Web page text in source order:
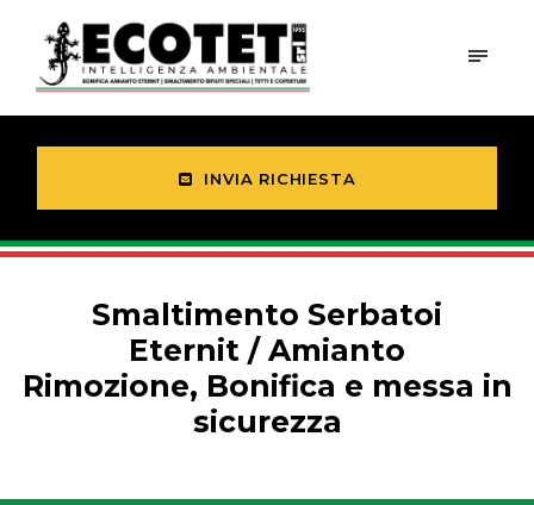
INVIA RICHIESTA
Smaltimento Serbatoi
Eternit / Amianto
Rimozione, Bonifica e messa in
sicurezza